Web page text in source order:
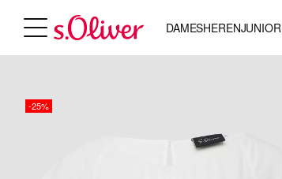
DAMESHERENJUNIOR
-25%